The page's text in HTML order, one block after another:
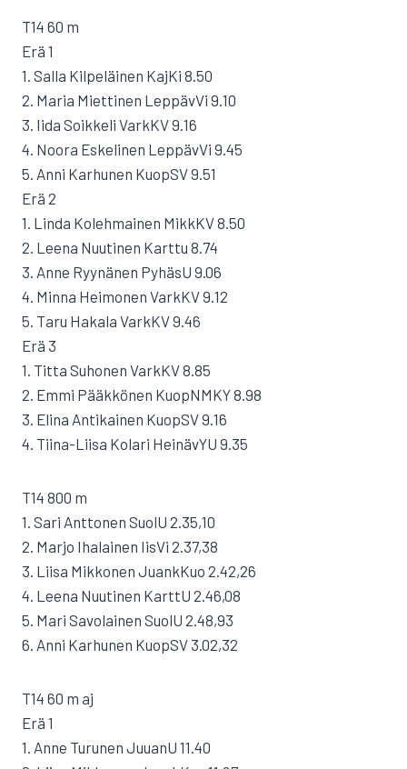
T14 60 m
Erä 1
1. Salla Kilpeläinen KajKi 8.50
2. Maria Miettinen LeppävVi 9.10
3. Iida Soikkeli VarkKV 9.16
4. Noora Eskelinen LeppävVi 9.45
5. Anni Karhunen KuopSV 9.51
Erä 2
1. Linda Kolehmainen MikkKV 8.50
2. Leena Nuutinen Karttu 8.74
3. Anne Ryynänen PyhäsU 9.06
4. Minna Heimonen VarkKV 9.12
5. Taru Hakala VarkKV 9.46
Erä 3
1. Titta Suhonen VarkKV 8.85
2. Emmi Pääkkönen KuopNMKY 8.98
3. Elina Antikainen KuopSV 9.16
4. Tiina-Liisa Kolari HeinävYU 9.35
T14 800 m
1. Sari Anttonen SuolU 2.35,10
2. Marjo Ihalainen IisVi 2.37,38
3. Liisa Mikkonen JuankKuo 2.42,26
4. Leena Nuutinen KarttU 2.46,08
5. Mari Savolainen SuolU 2.48,93
6. Anni Karhunen KuopSV 3.02,32
T14 60 m aj
Erä 1
1. Anne Turunen JuuanU 11.40